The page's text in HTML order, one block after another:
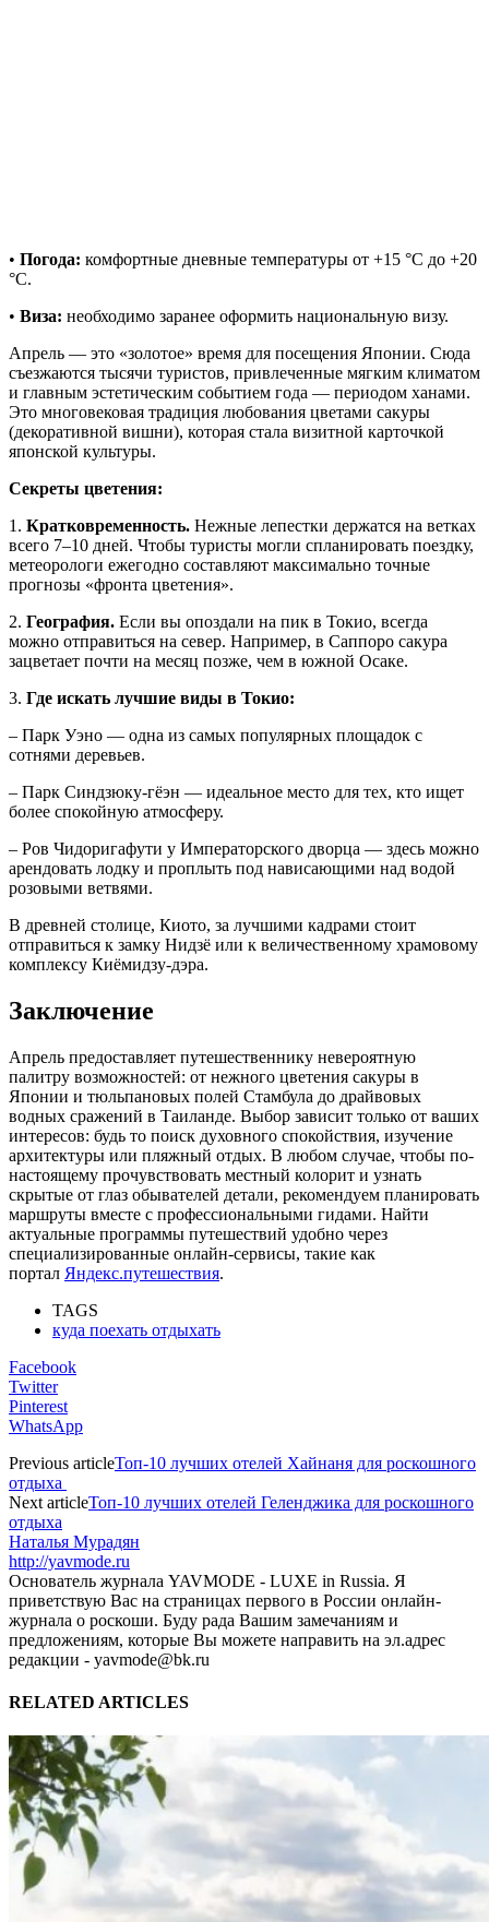
• Погода: комфортные дневные температуры от +15 °C до +20
°C.
• Виза: необходимо заранее оформить национальную визу.
Апрель — это «золотое» время для посещения Японии. Сюда
съезжаются тысячи туристов, привлеченные мягким климатом
и главным эстетическим событием года — периодом ханами.
Это многовековая традиция любования цветами сакуры
(декоративной вишни), которая стала визитной карточкой
японской культуры.
Секреты цветения:
1. Кратковременность. Нежные лепестки держатся на ветках
всего 7–10 дней. Чтобы туристы могли спланировать поездку,
метеорологи ежегодно составляют максимально точные
прогнозы «фронта цветения».
2. География. Если вы опоздали на пик в Токио, всегда
можно отправиться на север. Например, в Саппоро сакура
зацветает почти на месяц позже, чем в южной Осаке.
3. Где искать лучшие виды в Токио:
– Парк Уэно — одна из самых популярных площадок с
сотнями деревьев.
– Парк Синдзюку-гёэн — идеальное место для тех, кто ищет
более спокойную атмосферу.
– Ров Чидоригафути у Императорского дворца — здесь можно
арендовать лодку и проплыть под нависающими над водой
розовыми ветвями.
В древней столице, Киото, за лучшими кадрами стоит
отправиться к замку Нидзё или к величественному храмовому
комплексу Киёмидзу-дэра.
Заключение
Апрель предоставляет путешественнику невероятную
палитру возможностей: от нежного цветения сакуры в
Японии и тюльпановых полей Стамбула до драйвовых
водных сражений в Таиланде. Выбор зависит только от ваших
интересов: будь то поиск духовного спокойствия, изучение
архитектуры или пляжный отдых. В любом случае, чтобы по-
настоящему прочувствовать местный колорит и узнать
скрытые от глаз обывателей детали, рекомендуем планировать
маршруты вместе с профессиональными гидами. Найти
актуальные программы путешествий удобно через
специализированные онлайн-сервисы, такие как
портал Яндекс.путешествия.
TAGS
куда поехать отдыхать
Facebook
Twitter
Pinterest
WhatsApp
Previous articleТоп-10 лучших отелей Хайнаня для роскошного
отдыха
Next articleТоп-10 лучших отелей Геленджика для роскошного
отдыха
Наталья Мурадян
http://yavmode.ru
Основатель журнала YAVMODE - LUXE in Russia. Я
приветствую Вас на страницах первого в России онлайн-
журнала о роскоши. Буду рада Вашим замечаниям и
предложениям, которые Вы можете направить на эл.адрес
редакции - yavmode@bk.ru
RELATED ARTICLES